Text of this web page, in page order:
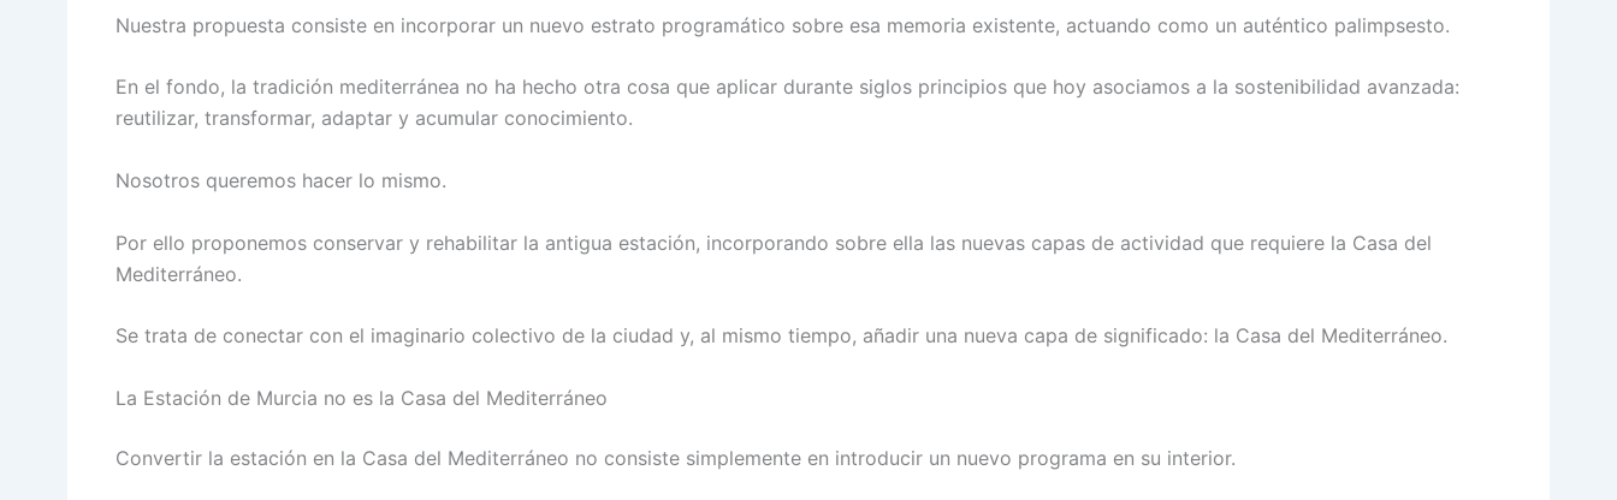
Nuestra propuesta consiste en incorporar un nuevo estrato programático sobre esa memoria existente, actuando como un auténtico palimpsesto.
En el fondo, la tradición mediterránea no ha hecho otra cosa que aplicar durante siglos principios que hoy asociamos a la sostenibilidad avanzada:
reutilizar, transformar, adaptar y acumular conocimiento.
Nosotros queremos hacer lo mismo.
Por ello proponemos conservar y rehabilitar la antigua estación, incorporando sobre ella las nuevas capas de actividad que requiere la Casa del
Mediterráneo.
Se trata de conectar con el imaginario colectivo de la ciudad y, al mismo tiempo, añadir una nueva capa de significado: la Casa del Mediterráneo.
La Estación de Murcia no es la Casa del Mediterráneo
Convertir la estación en la Casa del Mediterráneo no consiste simplemente en introducir un nuevo programa en su interior.